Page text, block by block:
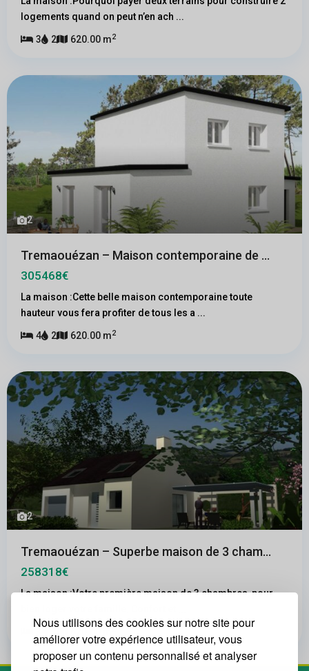
Nous utilisons des cookies sur notre site pour
améliorer votre expérience utilisateur, vous
proposer un contenu personnalisé et analyser
logements quand on peut n’en ach ...
3 2 620.00 m2
2
Tremaouézan – Maison contemporaine de ...
305468€
La maison :Cette belle maison contemporaine toute
hauteur vous fera profiter de tous les a ...
4 2 620.00 m2
2
Tremaouézan – Superbe maison de 3 cham...
258318€
La maison :Votre première maison de 3 chambres, pour
2